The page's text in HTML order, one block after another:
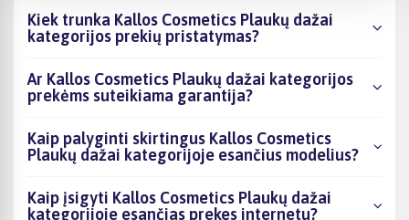
Kiek trunka Kallos Cosmetics Plaukų dažai
kategorijos prekių pristatymas?
Ar Kallos Cosmetics Plaukų dažai kategorijos
prekėms suteikiama garantija?
Kaip palyginti skirtingus Kallos Cosmetics
Plaukų dažai kategorijoje esančius modelius?
Kaip įsigyti Kallos Cosmetics Plaukų dažai
kategorijoje esančias prekes internetu?